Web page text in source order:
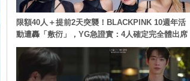
限額40人＋提前2天突襲！BLACKPINK 10週年活
動遭轟「敷衍」，YG急證實：4人確定完全體出席